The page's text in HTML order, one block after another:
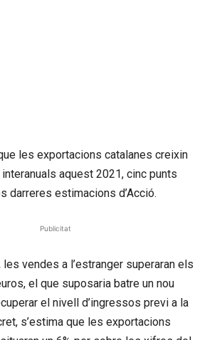
les exportacions catalanes creixin
aquest 2021, cinc punts
darreres estimacions d’Acció.
Publicitat
les vendes a l’estranger superaran els
el que suposaria batre un nou
el nivell d’ingressos previ a la
s’estima que les exportacions